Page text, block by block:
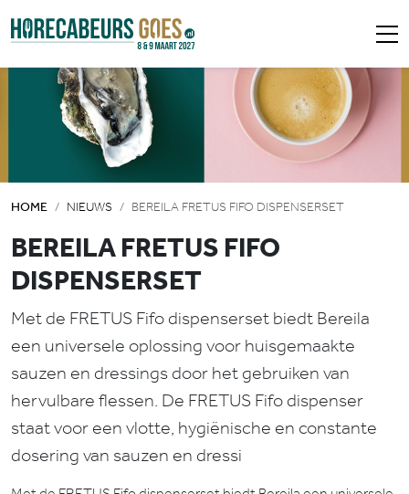
HOME NIEUWS BEREILA FRETUS FIFO DISPENSERSET
BEREILA FRETUS FIFO
DISPENSERSET
Met de FRETUS Fifo dispenserset biedt Bereila
een universele oplossing voor huisgemaakte
sauzen en dressings door het gebruiken van
hervulbare flessen. De FRETUS Fifo dispenser
staat voor een vlotte, hygiënische en constante
dosering van sauzen en dressi